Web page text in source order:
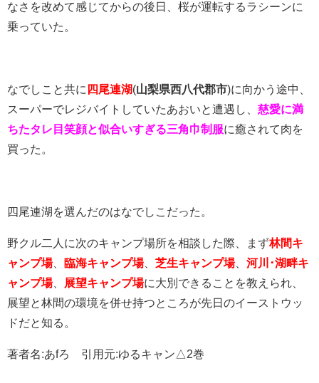
なさを改めて感じてからの後日、桜が運転するラシーンに
乗っていた。
なでしこと共に 四尾連湖(山梨県西八代郡市)に向かう途中、
スーパーでレジバイトしていたあおいと遭遇し、 慈愛に満
ちたタレ目笑顔と似合いすぎる三角巾制服に癒されて肉を
買った。
四尾連湖を選んだのはなでしこだった。
野クル二人に次のキャンプ場所を相談した際、まず林間キ
ャンプ場、 臨海キャンプ場、 芝生キャンプ場、 河川･湖畔キ
ャンプ場、 展望キャンプ場に大別できることを教えられ、
展望と林間の環境を併せ持つところが先日のイーストウッ
ドだと知る。
著者名:あfろ 引用元:ゆるキャン△2巻